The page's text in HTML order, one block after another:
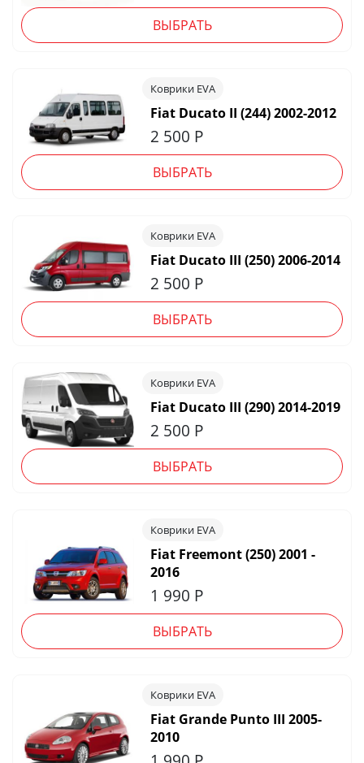
ВЫБРАТЬ
Коврики EVA
Fiat Ducato II (244) 2002-2012
2 500 Р
ВЫБРАТЬ
Коврики EVA
Fiat Ducato III (250) 2006-2014
2 500 Р
ВЫБРАТЬ
Коврики EVA
Fiat Ducato III (290) 2014-2019
2 500 Р
ВЫБРАТЬ
Коврики EVA
Fiat Freemont (250) 2001 -
2016
1 990 Р
ВЫБРАТЬ
Коврики EVA
Fiat Grande Punto III 2005-
2010